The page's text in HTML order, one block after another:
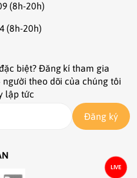
#thứ
(8h-20h)
(8h-20h)
biệt? Đăng kí tham gia
theo dõi của chúng tôi
lập tức
Đăng ký
LIVE